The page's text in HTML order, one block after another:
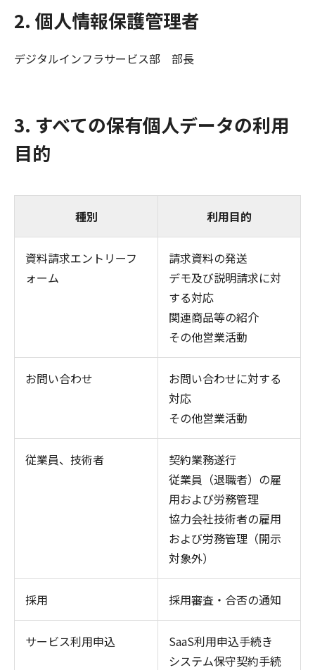
2. 個人情報保護管理者
デジタルインフラサービス部 部長
3. すべての保有個人データの利用
目的
種別 利用目的
資料請求エントリーフ
ォーム
請求資料の発送
デモ及び説明請求に対
する対応
関連商品等の紹介
その他営業活動
お問い合わせ
お問い合わせに対する
対応
その他営業活動
従業員、技術者
契約業務遂行
従業員（退職者）の雇
用および労務管理
協力会社技術者の雇用
および労務管理（開示
対象外）
採用 採用審査・合否の通知
サービス利用申込
SaaS利用申込手続き
システム保守契約手続